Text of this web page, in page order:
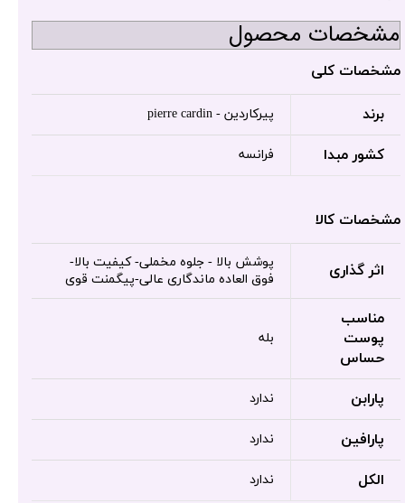
مشخصات محصول
مشخصات کلی
برند پیرکاردین - pierre cardin
کشور مبدا فرانسه
مشخصات کالا
اثر گذاری
پوشش بالا - جلوه مخملی- کیفیت بالا-
فوق العاده ماندگاری عالی-پیگمنت قوی
مناسب
پوست
حساس
بله
پارابن ندارد
پارافین ندارد
الکل ندارد